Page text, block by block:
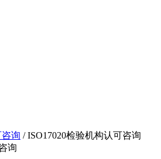
询 / ISO17020检验机构认可咨询
询